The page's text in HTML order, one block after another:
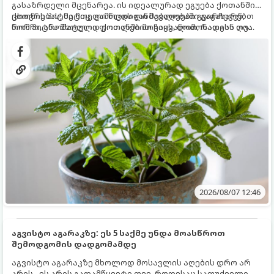
გასაზრდელი მცენარეა. ის იდეალურად ეგუება ქოთანში
ცხოვრებას, მეტიც, გამოცდილი მებაღეები გვირჩევენ,
რომ პიტნა მხოლოდ ქოთანში მოვიყვანოთ, რადგან ღია
გრუნტში (ბაღში) დარგვისას ის ფესვებით ძალიან
სწრაფად ვრცელდება და სხვა მცენარეებს ავიწროებს.
ქოთნის პიტნა მთელი წლის განმავლობაში გაგახარებთ
ნორჩი, არომატული ფოთლებით ჩაის, ლიმონათისა თუ
კერძებისთვის.
2026/08/07 12:46
აგვისტო აგარაკზე: ეს 5 საქმე უნდა მოასწროთ
შემოდგომის დადგომამდე
აგვისტო აგარაკზე მხოლოდ მოსავლის აღების დრო არ